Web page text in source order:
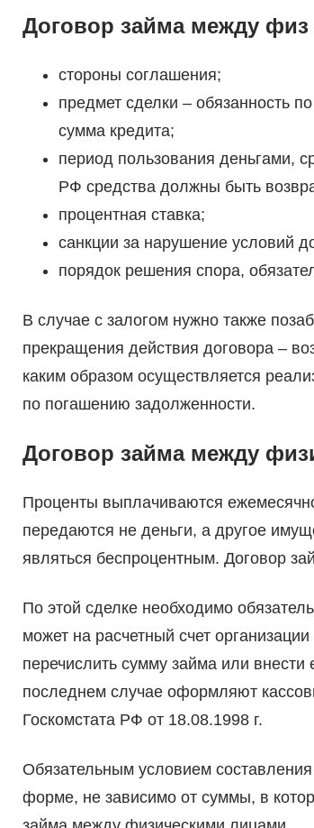
Договор займа между
стороны соглашения;
предмет сделки – обязанность
сумма кредита;
период пользования деньгами,
РФ средства должны быть
процентная ставка;
санкции за нарушение условий
порядок решения спора,
В случае с залогом нужно также
прекращения действия договора –
каким образом осуществляется
по погашению задолженности.
Договор займа между
Проценты выплачиваются
передаются не деньги, а другое
являться беспроцентным. Договор
По этой сделке необходимо
может на расчетный счет
перечислить сумму займа или
последнем случае оформляют
Госкомстата РФ от 18.08.1998 г.
Обязательным условием
форме, не зависимо от суммы, в